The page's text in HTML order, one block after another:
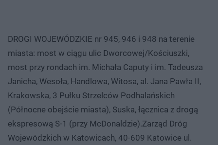
DROGI WOJEWÓDZKIE nr 945, 946 i 948 na terenie
miasta: most w ciągu ulic Dworcowej/Kościuszki,
most przy rondach im. Michała Caputy i im. Tadeusza
Janicha, Wesoła, Handlowa, Witosa, al. Jana Pawła II,
Krakowska, 3 Pułku Strzelców Podhalańskich
(Północne obejście miasta), Suska, łącznica z drogą
ekspresową S-1 (przy McDonaldzie).Zarząd Dróg
Wojewódzkich w Katowicach, 40-609 Katowice ul.